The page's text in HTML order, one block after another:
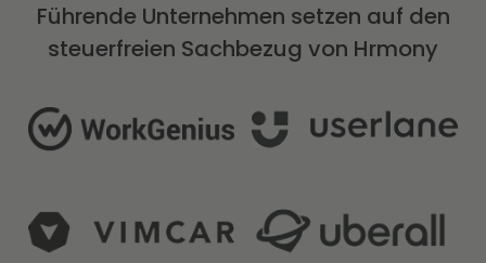
Führende Unternehmen setzen auf den
steuerfreien Sachbezug von Hrmony